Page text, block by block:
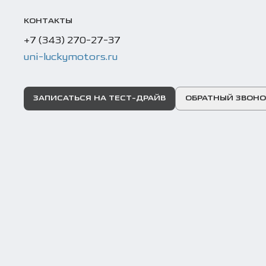
КОНТАКТЫ
+7 (343) 270-27-37
uni-luckymotors.ru
ЗАПИСАТЬСЯ НА ТЕСТ-ДРАЙВ ОБРАТНЫЙ